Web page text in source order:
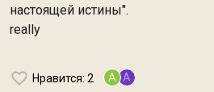
настоящей истины".
really
Нравится: 2 A A